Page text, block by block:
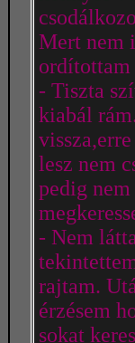
Mert nem
ordítottam
- Tiszta
kiabál
lesz nem
pedig
- Nem
rajtam.
érzésem
sokat